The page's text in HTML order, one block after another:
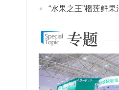
· “水果之王”榴莲鲜